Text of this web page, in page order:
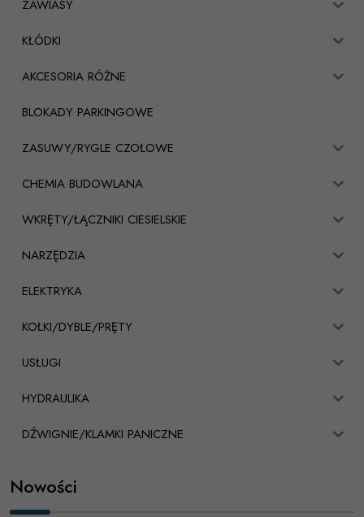
ZAWIASY
KŁÓDKI
AKCESORIA RÓŻNE
BLOKADY PARKINGOWE
ZASUWY/RYGLE CZOŁOWE
CHEMIA BUDOWLANA
WKRĘTY/ŁĄCZNIKI CIESIELSKIE
NARZĘDZIA
ELEKTRYKA
KOŁKI/DYBLE/PRĘTY
USŁUGI
HYDRAULIKA
DŹWIGNIE/KLAMKI PANICZNE
Nowości